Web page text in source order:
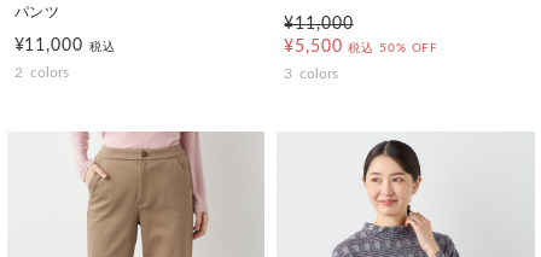
パンツ
¥11,000税込
2 colors
¥11,000
¥5,500 税込 50% OFF
3 colors